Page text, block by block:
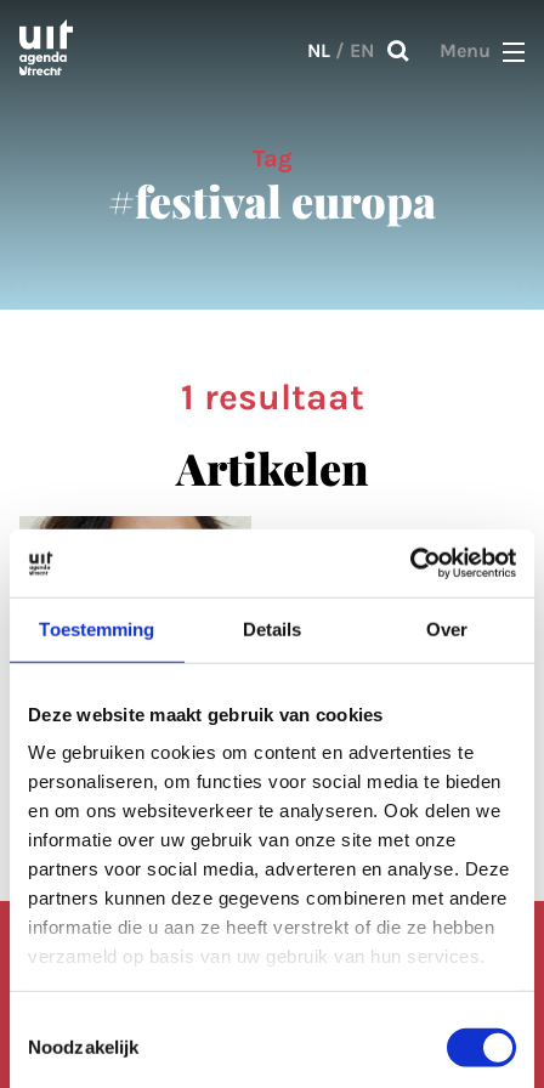
Toestemming Details Over
Deze website maakt gebruik van cookies
We gebruiken cookies om content en advertenties te
personaliseren, om functies voor social media te bieden
en om ons websiteverkeer te analyseren. Ook delen we
informatie over uw gebruik van onze site met onze
partners voor social media, adverteren en analyse. Deze
partners kunnen deze gegevens combineren met andere
informatie die u aan ze heeft verstrekt of die ze hebben
verzameld op basis van uw gebruik van hun services.
Noodzakelijk
Skip to main content
NL / EN Menu
Tag
#festival europa
1 resultaat
Artikelen
Festival Europa: De
ketting verbreken
Mis niks!
Schrijf je in voor de